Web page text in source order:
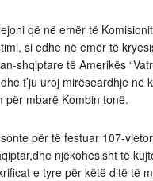
në emër të Komisionit
si edhe në emër të
shqiptare të Amerikës
t’ju uroj mirëseardhje në
për mbarë Kombin tonë.
për të festuar 107-
njëkohësisht të
e tyre për këtë ditë të